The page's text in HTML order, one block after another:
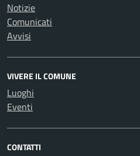
Notizie
Comunicati
Avvisi
VIVERE IL COMUNE
Luoghi
Eventi
CONTATTI